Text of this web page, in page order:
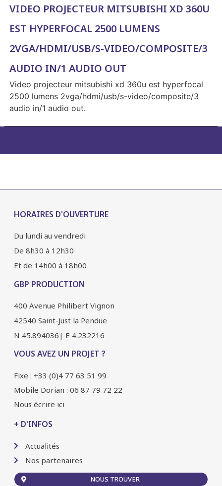
VIDEO PROJECTEUR MITSUBISHI XD 360U
EST HYPERFOCAL 2500 LUMENS
2VGA/HDMI/USB/S-VIDEO/COMPOSITE/3
AUDIO IN/1 AUDIO OUT
Video projecteur mitsubishi xd 360u est hyperfocal
2500 lumens 2vga/hdmi/usb/s-video/composite/3
audio in/1 audio out.
HORAIRES D'OUVERTURE
Du lundi au vendredi
De 8h30 à 12h30
Et de 14h00 à 18h00
GBP PRODUCTION
400 Avenue Philibert Vignon
42540 Saint-Just la Pendue
N 45.894036| E 4.232216
VOUS AVEZ UN PROJET ?
Fixe : +33 (0)4 77 63 51 99
Mobile Dorian : 06 87 79 72 22
Nous écrire ici
+ D'INFOS
Actualités
Nos partenaires
NOUS TROUVER